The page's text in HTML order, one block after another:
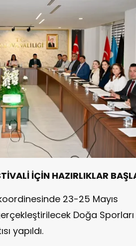
İÇİN HAZIRLIKLAR
23-25 Mayıs
Doğa Sporları
yapıldı.